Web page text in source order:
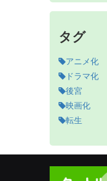
タグ
アニメ化
ドラマ化
後宮
映画化
転生